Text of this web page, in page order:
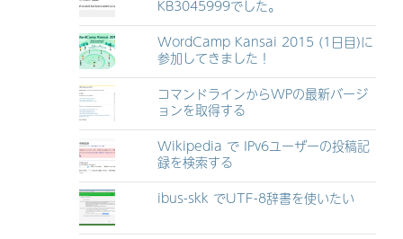
KB3045999でした。
WordCamp Kansai 2015 (1日目)に
参加してきました！
コマンドラインからWPの最新バージ
ョンを取得する
Wikipedia で IPv6ユーザーの投稿記
録を検索する
ibus-skk でUTF-8辞書を使いたい